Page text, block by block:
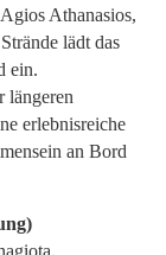
Athanasios,
lädt das
ein.
längeren
erlebnisreiche
an Bord